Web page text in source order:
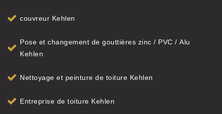
couvreur Kehlen
Pose et changement de gouttières zinc / PVC / Alu
Kehlen
Nettoyage et peinture de toiture Kehlen
Entreprise de toiture Kehlen